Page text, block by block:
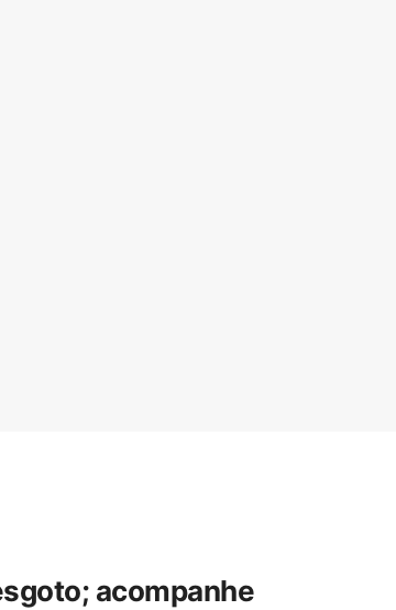
acompanhe